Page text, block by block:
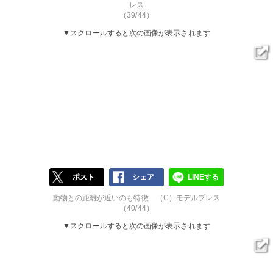
レス
（39/44）
▼スクロールすると次の画像が表示されます
ポスト シェア LINEする
動物との距離が近いのも特徴 （C）モデルプレス
（40/44）
▼スクロールすると次の画像が表示されます